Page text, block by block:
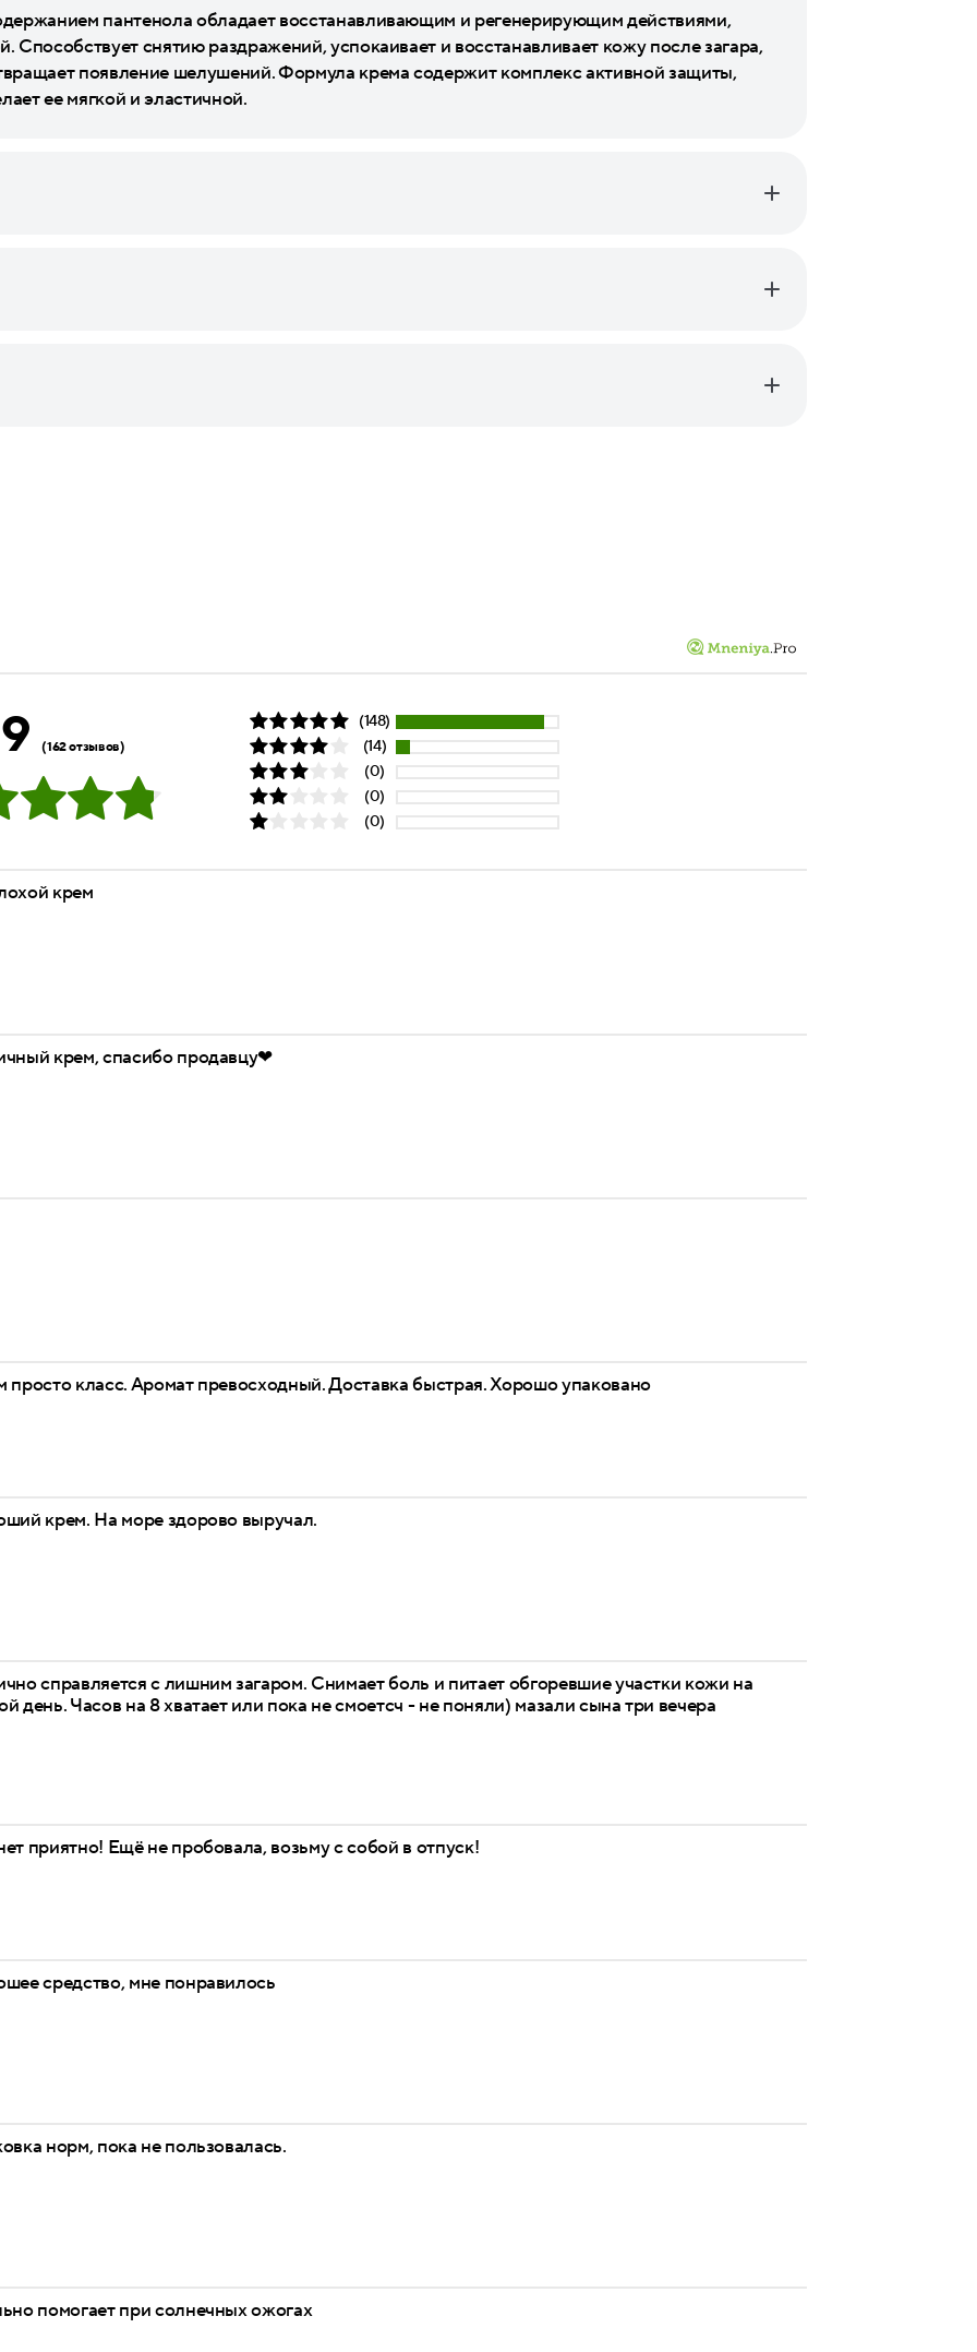
пантенола обладает восстанавливающим и регенерирующим действиями,
Способствует снятию раздражений, успокаивает и восстанавливает кожу после загара,
появление шелушений. Формула крема содержит комплекс активной защиты,
ее мягкой и эластичной.
(162 отзывов)
(148)
(14)
(0)
(0)
(0)
крем
крем, спасибо продавцу❤
просто класс. Аромат превосходный. Доставка быстрая. Хорошо упаковано
крем. На море здорово выручал.
справляется с лишним загаром. Снимает боль и питает обгоревшие участки кожи на
день. Часов на 8 хватает или пока не смоетсч - не поняли) мазали сына три вечера
приятно! Ещё не пробовала, возьму с собой в отпуск!
средство, мне понравилось
норм, пока не пользовалась.
помогает при солнечных ожогах